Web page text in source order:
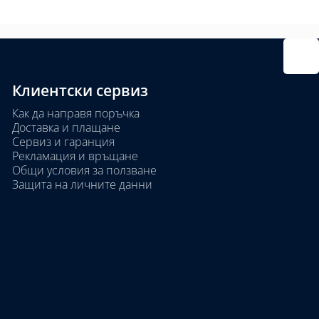
Клиентски сервиз
Как да направя поръчка
Доставка и плащане
Сервиз и гаранция
Рекламация и връщане
Общи условия за ползване
Защита на личните данни